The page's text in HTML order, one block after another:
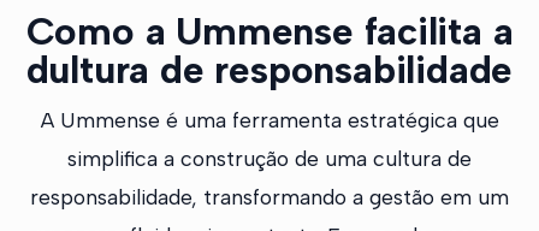
Como a Ummense facilita a
dultura de responsabilidade
A Ummense é uma ferramenta estratégica que
simplifica a construção de uma cultura de
responsabilidade, transformando a gestão em um